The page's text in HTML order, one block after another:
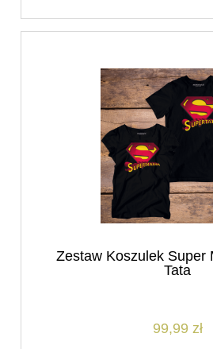
Zestaw Koszulek Super
Tata
99,99 zł